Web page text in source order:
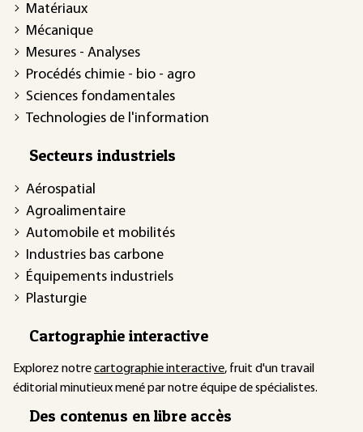
Matériaux
Mécanique
Mesures - Analyses
Procédés chimie - bio - agro
Sciences fondamentales
Technologies de l'information
Secteurs industriels
Aérospatial
Agroalimentaire
Automobile et mobilités
Industries bas carbone
Équipements industriels
Plasturgie
Cartographie interactive
Explorez notrecartographie interactive, fruit d'un travail
éditorial minutieux mené par notre équipe de spécialistes.
Des contenus en libre accès